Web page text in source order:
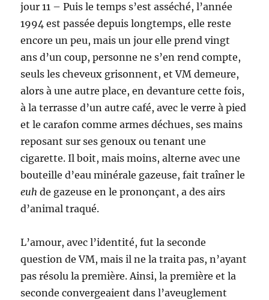
jour 11 – Puis le temps s’est asséché, l’année
1994 est passée depuis longtemps, elle reste
encore un peu, mais un jour elle prend vingt
ans d’un coup, personne ne s’en rend compte,
seuls les cheveux grisonnent, et VM demeure,
alors à une autre place, en devanture cette fois,
à la terrasse d’un autre café, avec le verre à pied
et le carafon comme armes déchues, ses mains
reposant sur ses genoux ou tenant une
cigarette. Il boit, mais moins, alterne avec une
bouteille d’eau minérale gazeuse, fait traîner le
euh de gazeuse en le prononçant, a des airs
d’animal traqué.
L’amour, avec l’identité, fut la seconde
question de VM, mais il ne la traita pas, n’ayant
pas résolu la première. Ainsi, la première et la
seconde convergeaient dans l’aveuglement